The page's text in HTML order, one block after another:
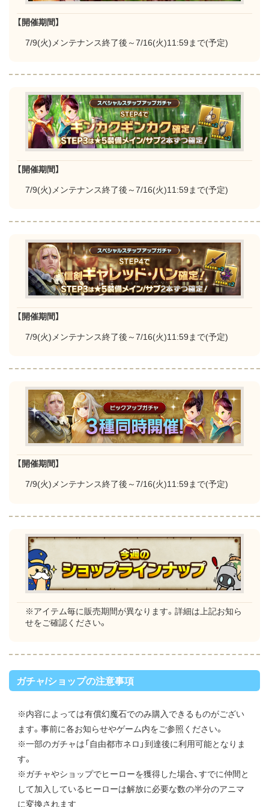
【開催期間】
7/9(火)メンテナンス終了後～7/16(火)11:59まで(予定)
【開催期間】
7/9(火)メンテナンス終了後～7/16(火)11:59まで(予定)
【開催期間】
7/9(火)メンテナンス終了後～7/16(火)11:59まで(予定)
【開催期間】
7/9(火)メンテナンス終了後～7/16(火)11:59まで(予定)
※アイテム毎に販売期間が異なります。詳細は上記お知ら
せをご確認ください。
ガチャ/ショップの注意事項
※内容によっては有償幻魔石でのみ購入できるものがござい
ます。事前に各お知らせやゲーム内をご参照ください。
※一部のガチャは「自由都市ネロ」到達後に利用可能となりま
す。
※ガチャやショップでヒーローを獲得した場合、すでに仲間と
して加入しているヒーローは解放に必要な数の半分のアニマ
に変換されます